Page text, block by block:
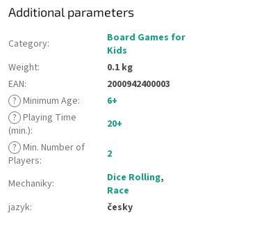
Additional parameters
Category:
Board Games for
Kids
Weight:
0.1 kg
EAN:
2000942400003
? Minimum Age:
6+
? Playing Time
(min.):
20+
? Min. Number of
Players: 2
Mechaniky: Dice Rolling,
Race
jazyk: česky